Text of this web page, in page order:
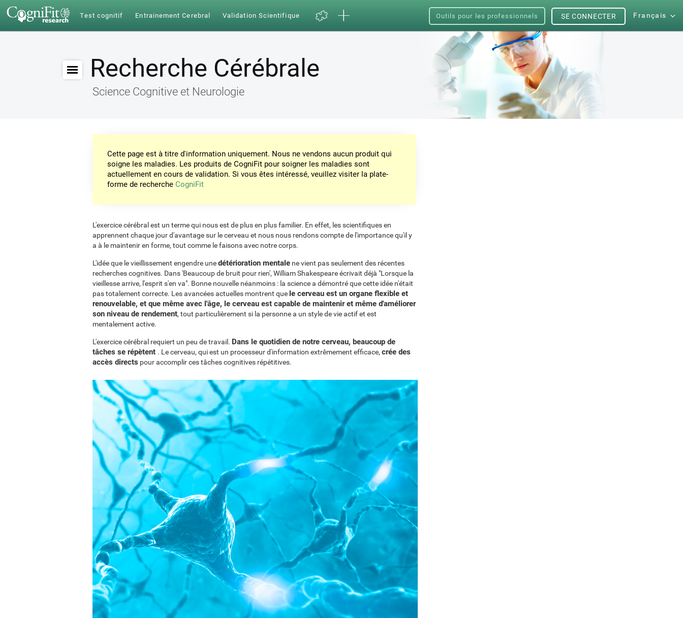
Test cognitif Entrainement Cerebral Validation Scientifique Outils pour les professionnels Français
SE CONNECTER
Recherche Cérébrale
Science Cognitive et Neurologie
Cette page est à titre d'information uniquement. Nous ne vendons aucun produit qui
soigne les maladies. Les produits de CogniFit pour soigner les maladies sont
actuellement en cours de validation. Si vous êtes intéressé, veuillez visiter la plate-
forme de recherche CogniFit
L'exercice cérébral est un terme qui nous est de plus en plus familier. En effet, les scientifiques en
apprennent chaque jour d'avantage sur le cerveau et nous nous rendons compte de l'importance qu'il y
a à le maintenir en forme, tout comme le faisons avec notre corps.
L'idée que le vieillissement engendre unedétérioration mentale ne vient pas seulement des récentes
recherches cognitives. Dans 'Beaucoup de bruit pour rien', William Shakespeare écrivait déjà "Lorsque la
vieillesse arrive, l'esprit s'en va". Bonne nouvelle néanmoins : la science a démontré que cette idée n'était
pas totalement correcte. Les avancées actuelles montrent que le cerveau est un organe flexible et
renouvelable, et que même avec l'âge, le cerveau est capable de maintenir et même d'améliorer
son niveau de rendement, tout particulièrement si la personne a un style de vie actif et est
mentalement active.
L'exercice cérébral requiert un peu de travail. Dans le quotidien de notre cerveau, beaucoup de
tâches se répètent . Le cerveau, qui est un processeur d'information extrêmement efficace, crée des
accès directs pour accomplir ces tâches cognitives répétitives.